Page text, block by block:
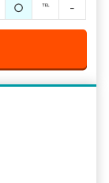
○ ℡ -